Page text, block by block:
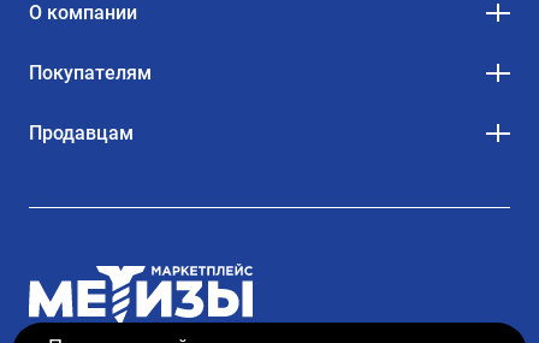
О компании
Покупателям
Продавцам